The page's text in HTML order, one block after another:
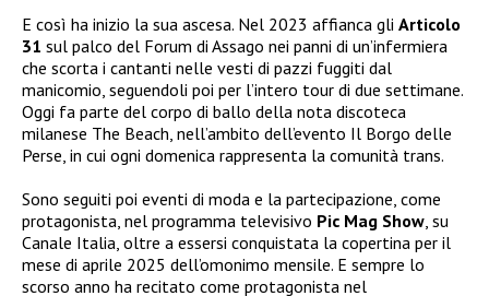
E così ha inizio la sua ascesa. Nel 2023 affianca gli Articolo
31 sul palco del Forum di Assago nei panni di un’infermiera
che scorta i cantanti nelle vesti di pazzi fuggiti dal
manicomio, seguendoli poi per l’intero tour di due settimane.
Oggi fa parte del corpo di ballo della nota discoteca
milanese The Beach, nell’ambito dell’evento Il Borgo delle
Perse, in cui ogni domenica rappresenta la comunità trans.
Sono seguiti poi eventi di moda e la partecipazione, come
protagonista, nel programma televisivo Pic Mag Show, su
Canale Italia, oltre a essersi conquistata la copertina per il
mese di aprile 2025 dell’omonimo mensile. E sempre lo
scorso anno ha recitato come protagonista nel